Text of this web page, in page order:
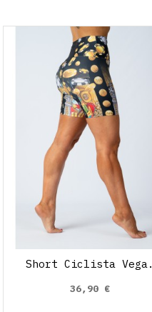
Short Ciclista Vega.
36,90 €